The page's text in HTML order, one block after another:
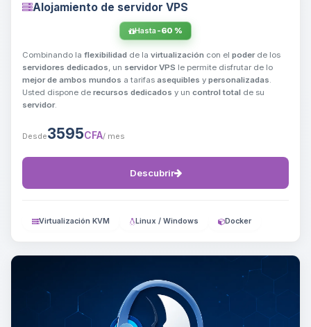
Alojamiento de servidor VPS
Hasta -60 %
Combinando la flexibilidad de la virtualización con el poderde los
servidores dedicados, un servidor VPS le permite disfrutar de lo
mejor de ambos mundos a tarifas asequibles y personalizadas.
Usted dispone de recursos dedicados y un control total de su
servidor.
Desde3595CFA/ mes
Descubrir
Virtualización KVM Linux / Windows Docker